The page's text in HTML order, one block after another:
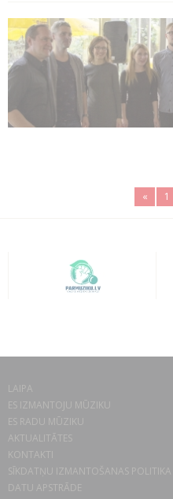
« 1
LAIPA
ES IZMANTOJU MŪZIKU
ES RADU MŪZIKU
AKTUALITĀTES
KONTAKTI
SĪKDATŅU IZMANTOŠANAS POLITIKA
DATU APSTRĀDE